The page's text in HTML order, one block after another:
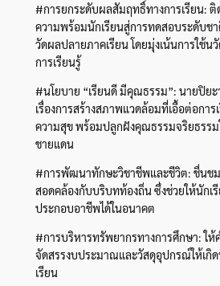
#การยกระดับผลสัมฤทธิ์ทางการเรียน:
ความพร้อมนักเรียนสู่การทดสอบระดับชา
วัดผลปลายภาคเรียน โดยมุ่งเน้นการใช้
การเรียนรู้
#นโยบาย “เรียนดี มีคุณธรรม”: นายปิยะ
เรื่องการสร้างสภาพแวดล้อมที่เอื้อต่อกา
ความสุข พร้อมปลูกฝังคุณธรรมจริยธรร
ชายแดน
#การพัฒนาทักษะวิชาชีพและชีวิต: ชื่นชม
สอดคล้องกับบริบทท้องถิ่น ซึ่งช่วยให้นักเ
ประกอบอาชีพได้ในอนาคต
#การบริหารทรัพยากรทางการศึกษา: ให้
จัดสรรงบประมาณและวัสดุอุปกรณ์ให้เกิ
เรียน